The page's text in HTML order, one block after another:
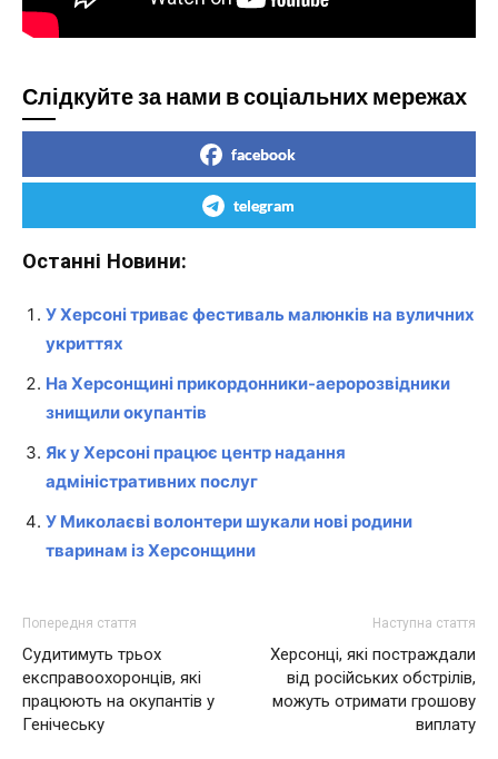
Слідкуйте за нами в соціальних мережах
facebook
telegram
Останні Новини:
У Херсоні триває фестиваль малюнків на вуличних
укриттях
На Херсонщині прикордонники-аеророзвідники
знищили окупантів
Як у Херсоні працює центр надання
адміністративних послуг
У Миколаєві волонтери шукали нові родини
тваринам із Херсонщини
Попередня стаття
Судитимуть трьох
експравоохоронців, які
працюють на окупантів у
Генічеську
Наступна стаття
Херсонці, які постраждали
від російських обстрілів,
можуть отримати грошову
виплату